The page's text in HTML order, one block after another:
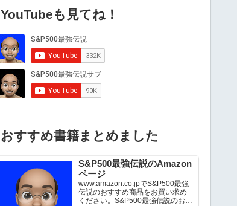
YouTubeも見てね！
おすすめ書籍まとめました
S&P500最強伝説のAmazon
ページ
www.amazon.co.jpでS&P500最強
伝説のおすすめ商品をお買い求め
ください。S&P500最強伝説のお気